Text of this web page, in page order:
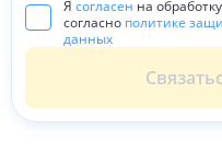
Я согласен на
согласно политике
данных